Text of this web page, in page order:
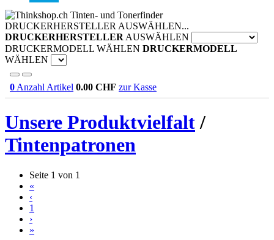
Tinten- und Tonerfinder
DRUCKERHERSTELLER AUSWÄHLEN...
DRUCKERHERSTELLER AUSWÄHLEN
DRUCKERMODELL WÄHLEN DRUCKERMODELL
WÄHLEN
0 Anzahl Artikel 0.00 CHF zur Kasse
Unsere Produktvielfalt/
Tintenpatronen
Seite 1 von 1
«
‹
1
›
»